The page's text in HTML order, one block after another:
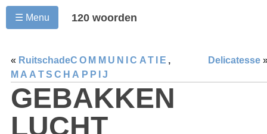
☰ Menu 120 woorden
« Ruitschade Delicatesse
COMMUNICATIE ,
MAATSCHAPPIJ
GEBAKKEN
LUCHT